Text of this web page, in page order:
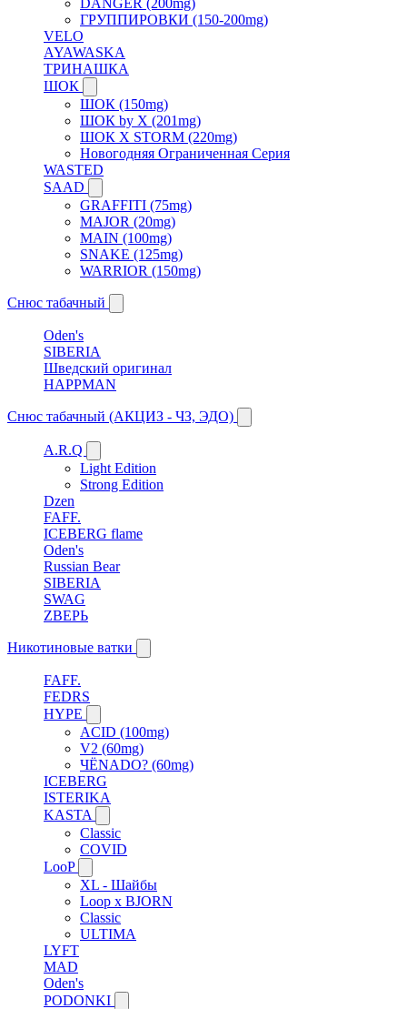
ГРУППИРОВКИ (150-200mg)
VELO
AYAWASKA
ТРИНАШКА
ШОК
ШОК (150mg)
ШОК by X (201mg)
ШОК X STORM (220mg)
Новогодняя Ограниченная Серия
WASTED
SAAD
GRAFFITI (75mg)
MAJOR (20mg)
MAIN (100mg)
SNAKE (125mg)
WARRIOR (150mg)
Снюс табачный
Oden's
SIBERIA
Шведский оригинал
HAPPMAN
Снюс табачный (АКЦИЗ - ЧЗ, ЭДО)
A.R.Q
Light Edition
Strong Edition
Dzen
FAFF.
ICEBERG flame
Oden's
Russian Bear
SIBERIA
SWAG
ZВЕРЬ
Никотиновые ватки
FAFF.
FEDRS
HYPE
ACID (100mg)
V2 (60mg)
ЧЁNADO? (60mg)
ICEBERG
ISTERIKA
KASTA
Classic
COVID
LooP
XL - Шайбы
Loop x BJORN
Classic
ULTIMA
LYFT
MAD
Oden's
PODONKI